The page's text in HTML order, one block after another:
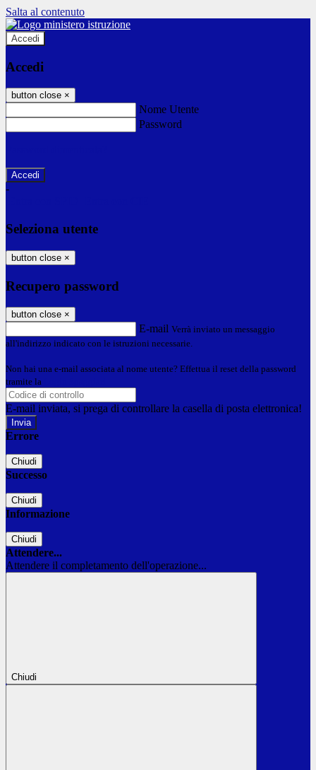
Salta al contenuto
Accedi
Accedi
button close ×
Nome Utente
Password
-
Seleziona utente
button close ×
Recupero password
button close ×
E-mail Verrà inviato un messaggio
all'indirizzo indicato con le istruzioni necessarie.
Non hai una e-mail associata al nome utente? Effettua il reset della password
tramite la
E-mail inviata, si prega di controllare la casella di posta elettronica!
Errore
Chiudi
Successo
Chiudi
Informazione
Chiudi
Attendere...
Attendere il completamento dell'operazione...
Chiudi